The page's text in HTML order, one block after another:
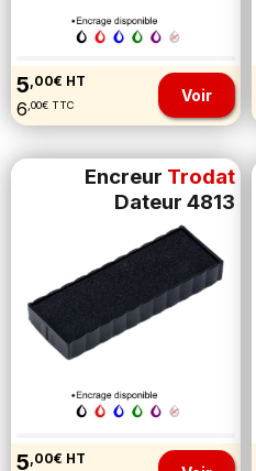
5 ,00€ HT
6 ,00€ TTC Voir
Encreur Trodat
Dateur 4813
5 ,00€ HT